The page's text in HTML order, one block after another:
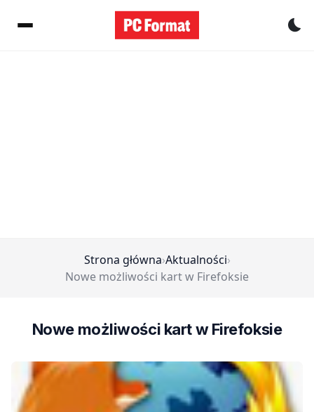
Strona główna›Aktualności›
Nowe możliwości kart w Firefoksie
Nowe możliwości kart w Firefoksie